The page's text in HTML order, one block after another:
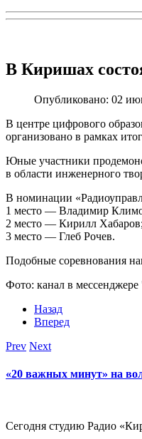
В Киришах
Опубликовано: 02
В центре цифрового
организовано в рамках
Юные участники
в области инженерного
В номинации
1 место — Владимир
2 место — Кирилл Хабаров;
3 место — Глеб Рочев.
Подобные соревнования
Фото: канал в
Назад
Вперед
Prev Next
«20 важных минут» на
Сегодня студию Радио